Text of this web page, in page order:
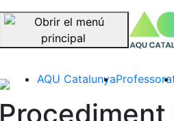
Saltar la navegació
AQU Catalunya
Procediment